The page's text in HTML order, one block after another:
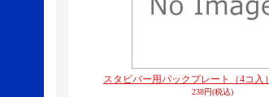
スタビバー用バックプレート（4コ入）
238円(税込)